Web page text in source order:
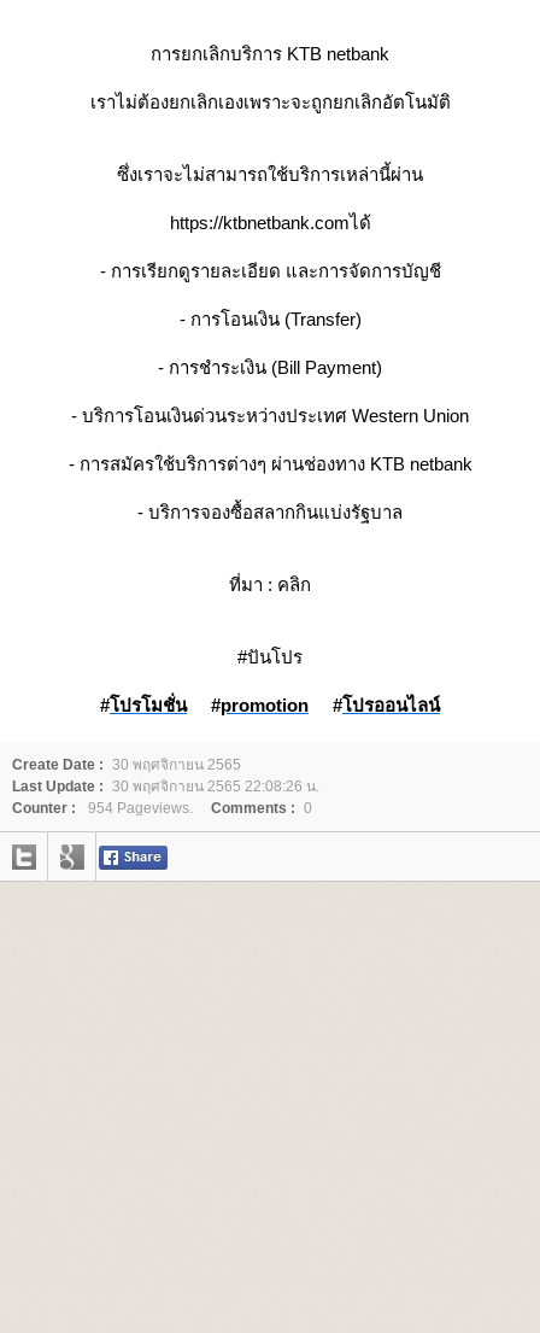
การยกเลิกบริการ KTB netbank
เราไม่ต้องยกเลิกเองเพราะจะถูกยกเลิกอัตโนมัติ
ซึ่งเราจะไม่สามารถใช้บริการเหล่านี้ผ่าน
https://ktbnetbank.comได้
- การเรียกดูรายละเอียด และการจัดการบัญชี
- การโอนเงิน (Transfer)
- การชำระเงิน (Bill Payment)
- บริการโอนเงินด่วนระหว่างประเทศ Western Union
- การสมัครใช้บริการต่างๆ ผ่านช่องทาง KTB netbank
- บริการจองซื้อสลากกินแบ่งรัฐบาล
ที่มา : คลิก
#ปันโปร
#ปรโมชั่น #promotion #ปรออนไลน์
Create Date : 30 พฤศจิกายน 2565
Last Update : 30 พฤศจิกายน 2565 22:08:26 น.
Counter :
954 Pageviews. Comments : 0